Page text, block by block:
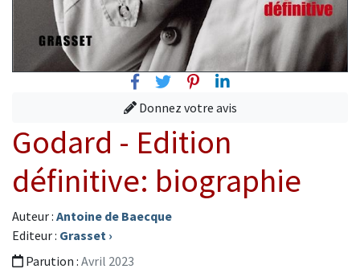
FacebookTwitterPinterest
Linkedin
Donnez votre avis
Godard - Edition
définitive: biographie
Auteur : Antoine de Baecque
Editeur : Grasset ›
Parution : Avril 2023